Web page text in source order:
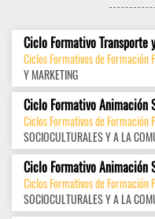
Ciclo Formativo Transporte
Ciclos Formativos de
Y MARKETING
Ciclo Formativo Animación
Ciclos Formativos de
SOCIOCULTURALES Y A LA
Ciclo Formativo
Ciclos Formativos de
SOCIOCULTURALES Y A LA